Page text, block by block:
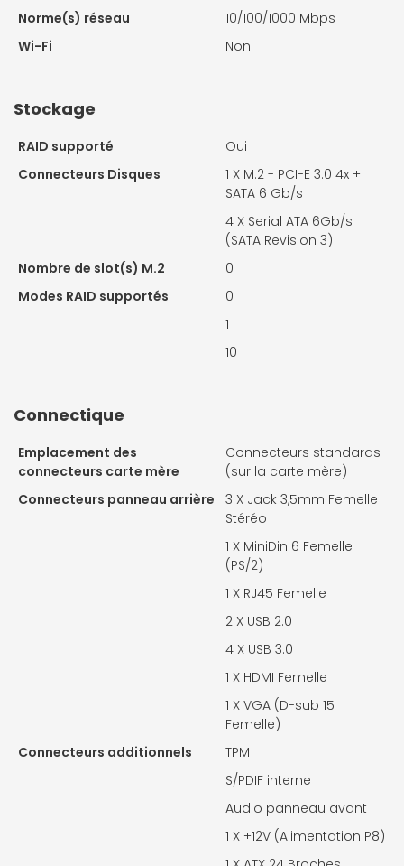
Norme(s) réseau
10/100/1000 Mbps
Wi-Fi
Non
Stockage
RAID supporté
Oui
Connecteurs Disques
1 X M.2 - PCI-E 3.0 4x +
SATA 6 Gb/s
4 X Serial ATA 6Gb/s
(SATA Revision 3)
Nombre de slot(s) M.2
0
Modes RAID supportés
0
1
10
Connectique
Emplacement des
connecteurs carte mère
Connecteurs standards
(sur la carte mère)
Connecteurs panneau arrière
3 X Jack 3,5mm Femelle
Stéréo
1 X MiniDin 6 Femelle
(PS/2)
1 X RJ45 Femelle
2 X USB 2.0
4 X USB 3.0
1 X HDMI Femelle
1 X VGA (D-sub 15
Femelle)
Connecteurs additionnels
TPM
S/PDIF interne
Audio panneau avant
1 X +12V (Alimentation P8)